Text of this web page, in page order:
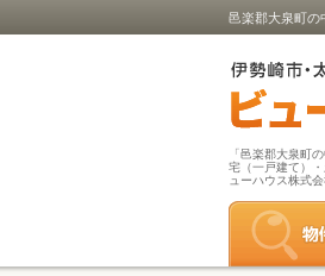
邑楽郡大泉町の
「邑楽郡大泉町
宅（一戸建て）
ューハウス株式会